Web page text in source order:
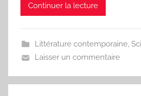
Continuer la lecture
Littérature contemporaine,
Laisser un commentaire